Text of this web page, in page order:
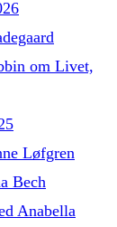
om Livet,
Løfgren
Bech
Anabella